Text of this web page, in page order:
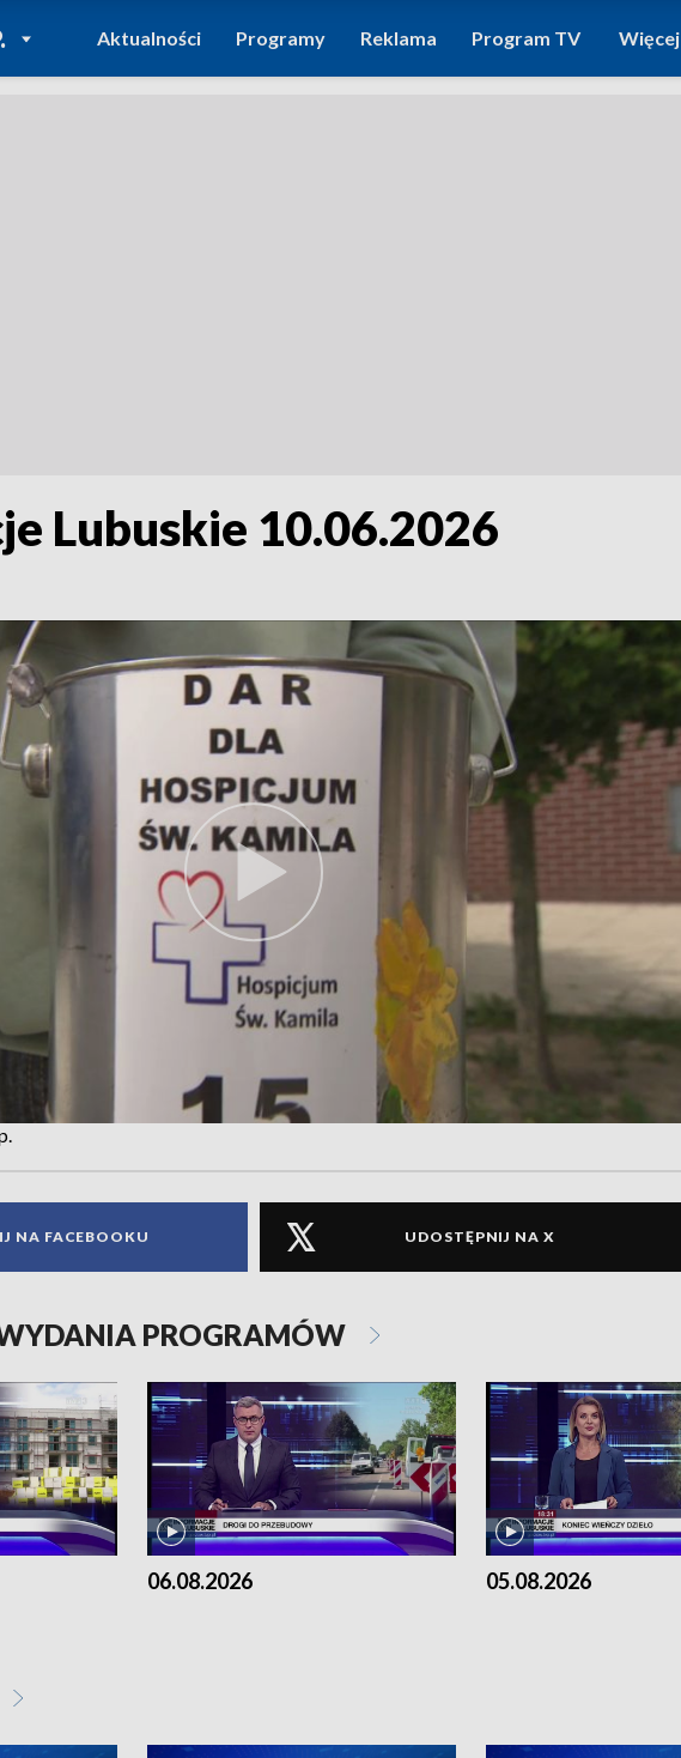
DO
Aktualności Programy Reklama Program TV Więcej
Lubuskie 10.06.2026
NA FACEBOOKU UDOSTĘPNIJ NA X
PROGRAMÓW
06.08.2026 05.08.2026